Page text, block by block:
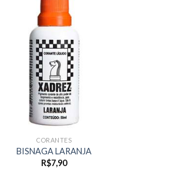
CORANTES
BISNAGA LARANJA
R$7,90